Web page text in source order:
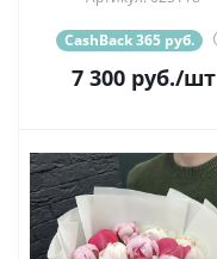
CashBack 365 руб.
7 300руб./шт